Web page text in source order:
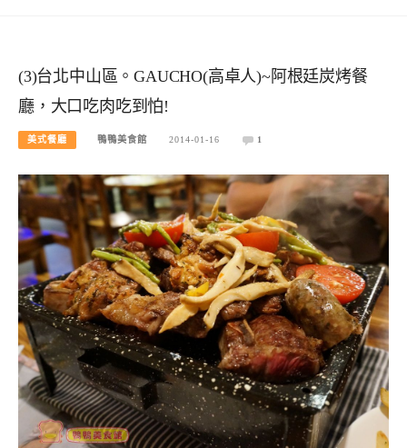
(3)台北中山區。GAUCHO(高卓人)~阿根廷炭烤餐
廳，大口吃肉吃到怕!
美式餐廳 鴨鴨美食館 2014-01-16 1